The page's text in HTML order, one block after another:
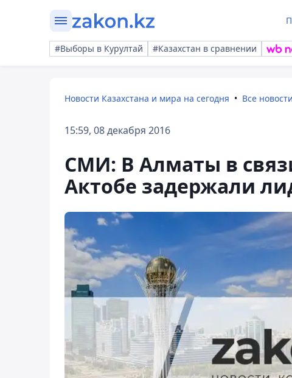
#Выборы в Курултай #Казахстан в сравнении
Новости Казахстана и мира на сегодня Все новости
15:59, 08 декабря 2016
СМИ: В Алматы в
Актобе задержали